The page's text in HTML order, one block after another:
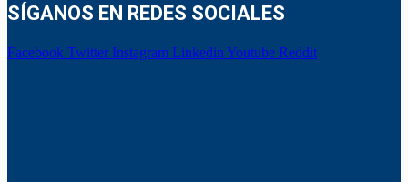
SÍGANOS EN REDES SOCIALES
Facebook Twitter Instagram Linkedin Youtube Reddit